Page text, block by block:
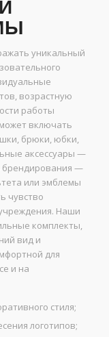
уникальный
возрастную
работы
включать
брюки, юбки,
аксессуары —
брендирования —
или эмблемы
чувство
Наши
комплекты,
вид и
для
и на
стиля;
логотипов;